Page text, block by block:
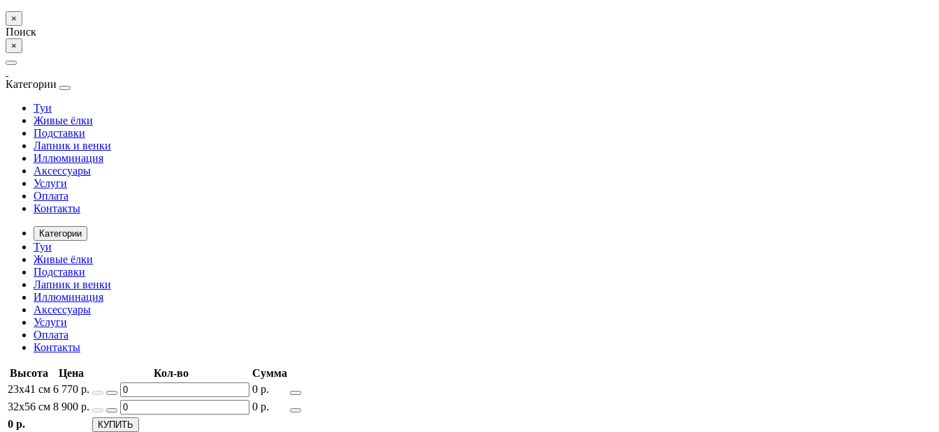
×
Поиск
×
Категории
Туи
Живые ёлки
Подставки
Лапник и венки
Иллюминация
Аксессуары
Услуги
Оплата
Контакты
Категории
Туи
Живые ёлки
Подставки
Лапник и венки
Иллюминация
Аксессуары
Услуги
Оплата
Контакты
Высота Цена Кол-во
Сумма
23x41 см 6 770 р. 0 р.
32x56 см 8 900 р. 0 р.
0 р. КУПИТЬ